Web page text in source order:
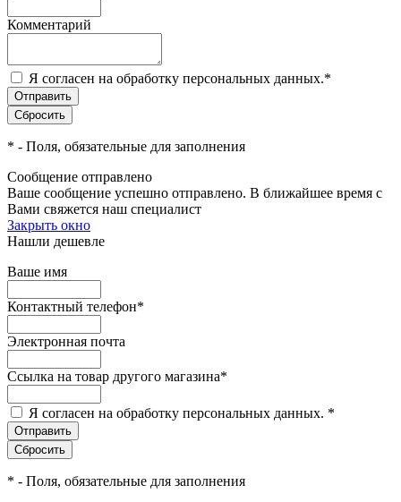
Комментарий
Я согласен на обработку персональных данных.*
* - Поля, обязательные для заполнения
Сообщение отправлено
Ваше сообщение успешно отправлено. В ближайшее время с
Вами свяжется наш специалист
Закрыть окно
Нашли дешевле
Ваше имя
Контактный телефон*
Электронная почта
Ссылка на товар другого магазина*
Я согласен на обработку персональных данных. *
* - Поля, обязательные для заполнения